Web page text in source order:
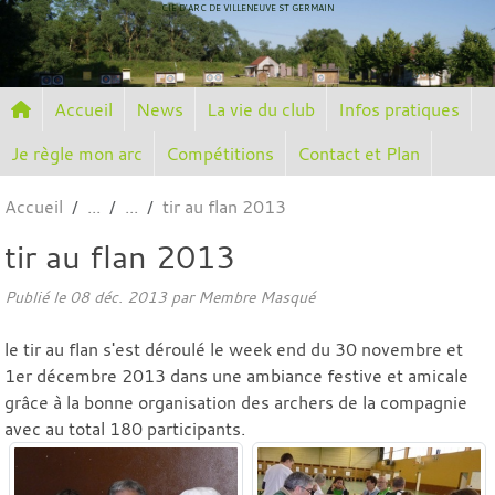
CIE D'ARC DE VILLENEUVE ST GERMAIN
Accueil News La vie du club
Infos pratiques
Je règle mon arc
Compétitions Contact et Plan
Accueil tir au flan 2013
tir au flan 2013
Publié le 08 déc. 2013par Membre Masqué
le tir au flan s'est déroulé le week end du 30 novembre et
1er décembre 2013 dans une ambiance festive et amicale
grâce à la bonne organisation des archers de la compagnie
avec au total 180 participants.
Panneau de gestion des cookies